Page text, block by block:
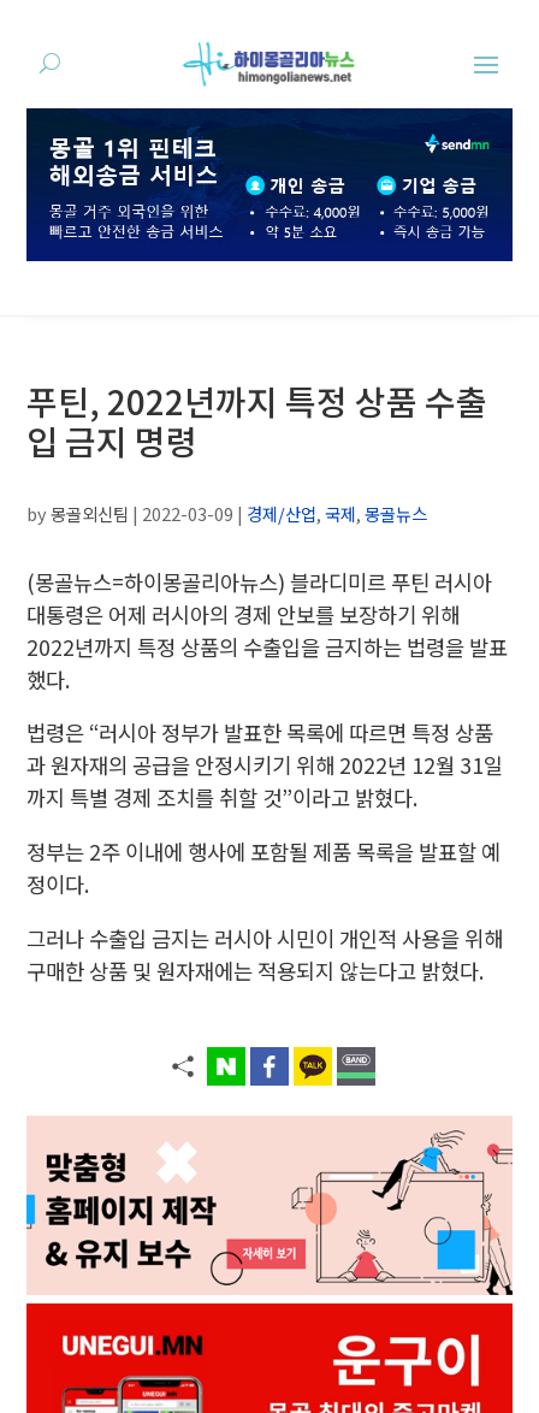
푸틴, 2022년까지 특정 상품 수출
입 금지 명령
by몽골외신팀 | 2022-03-09 | 경제/산업,국제,몽골뉴스
(몽골뉴스=하이몽골리아뉴스)블라디미르 푸틴 러시아
대통령은 어제 러시아의 경제 안보를 보장하기 위해
2022년까지 특정 상품의 수출입을 금지하는 법령을 발표
했다.
법령은 “러시아 정부가 발표한 목록에 따르면 특정 상품
과 원자재의 공급을 안정시키기 위해 2022년 12월 31일
까지 특별 경제 조치를 취할 것”이라고 밝혔다.
정부는 2주 이내에 행사에 포함될 제품 목록을 발표할 예
정이다.
그러나 수출입 금지는 러시아 시민이 개인적 사용을 위해
구매한 상품 및 원자재에는 적용되지 않는다고 밝혔다.